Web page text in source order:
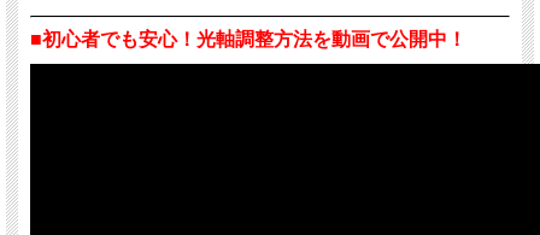
■初心者でも安心！光軸調整方法を動画で公開中！